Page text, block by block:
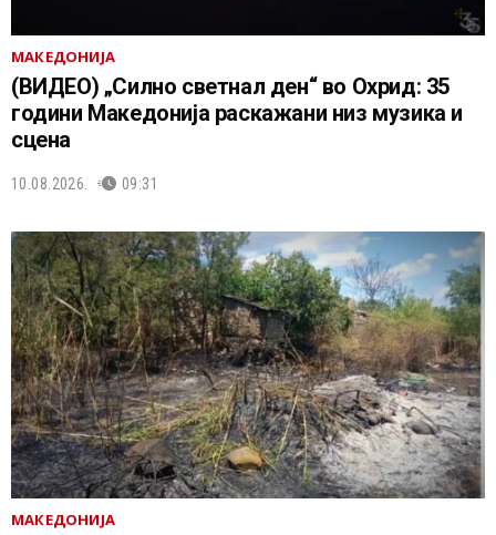
МАКЕДОНИЈА
(ВИДЕО) „Силно светнал ден“ во Охрид: 35
години Македонија раскажани низ музика и
сцена
10.08.2026. 09:31
МАКЕДОНИЈА